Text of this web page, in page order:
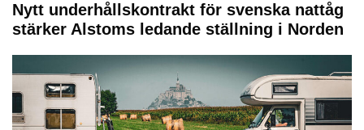
Nytt underhållskontrakt för svenska nattåg
stärker Alstoms ledande ställning i Norden